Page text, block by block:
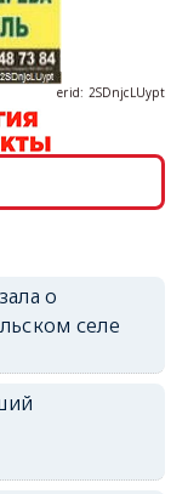
erid: 2SDnjcrDNw6
erid: 2SDnjdPjgYS
о
селе